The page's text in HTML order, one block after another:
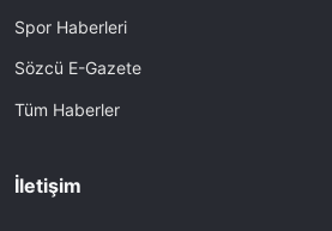
Spor Haberleri
Sözcü E-Gazete
Tüm Haberler
İletişim